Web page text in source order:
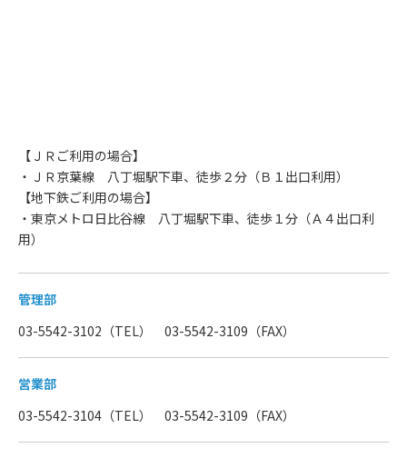
【ＪＲご利用の場合】
・ＪＲ京葉線 八丁堀駅下車、徒歩２分（Ｂ１出口利用）
【地下鉄ご利用の場合】
・東京メトロ日比谷線 八丁堀駅下車、徒歩１分（Ａ４出口利
用）
管理部
03-5542-3102（TEL） 03-5542-3109（FAX）
営業部
03-5542-3104（TEL） 03-5542-3109（FAX）